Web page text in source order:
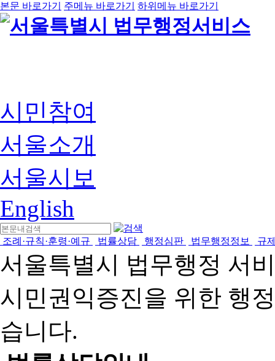
본문 바로가기 주메뉴 바로가기 하위메뉴 바로가기
시민참여
서울소개
서울시보
English
조례·규칙·훈령·예규 법률상담 행정심판 법무행정정보 규
서울특별시 법무행정 서
시민권익증진을 위한 행
습니다.